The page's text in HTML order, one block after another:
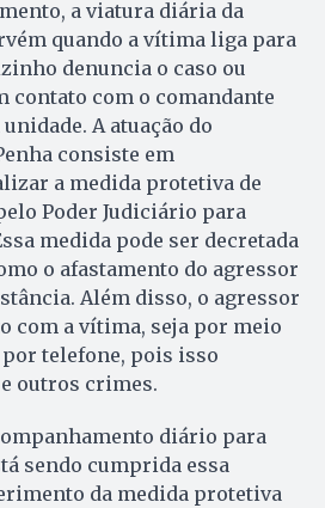
a viatura diária da
quando a vítima liga para
denuncia o caso ou
contato com o comandante
A atuação do
consiste em
a medida protetiva de
Poder Judiciário para
medida pode ser decretada
o afastamento do agressor
Além disso, o agressor
com a vítima, seja por meio
telefone, pois isso
outros crimes.
diário para
sendo cumprida essa
da medida protetiva